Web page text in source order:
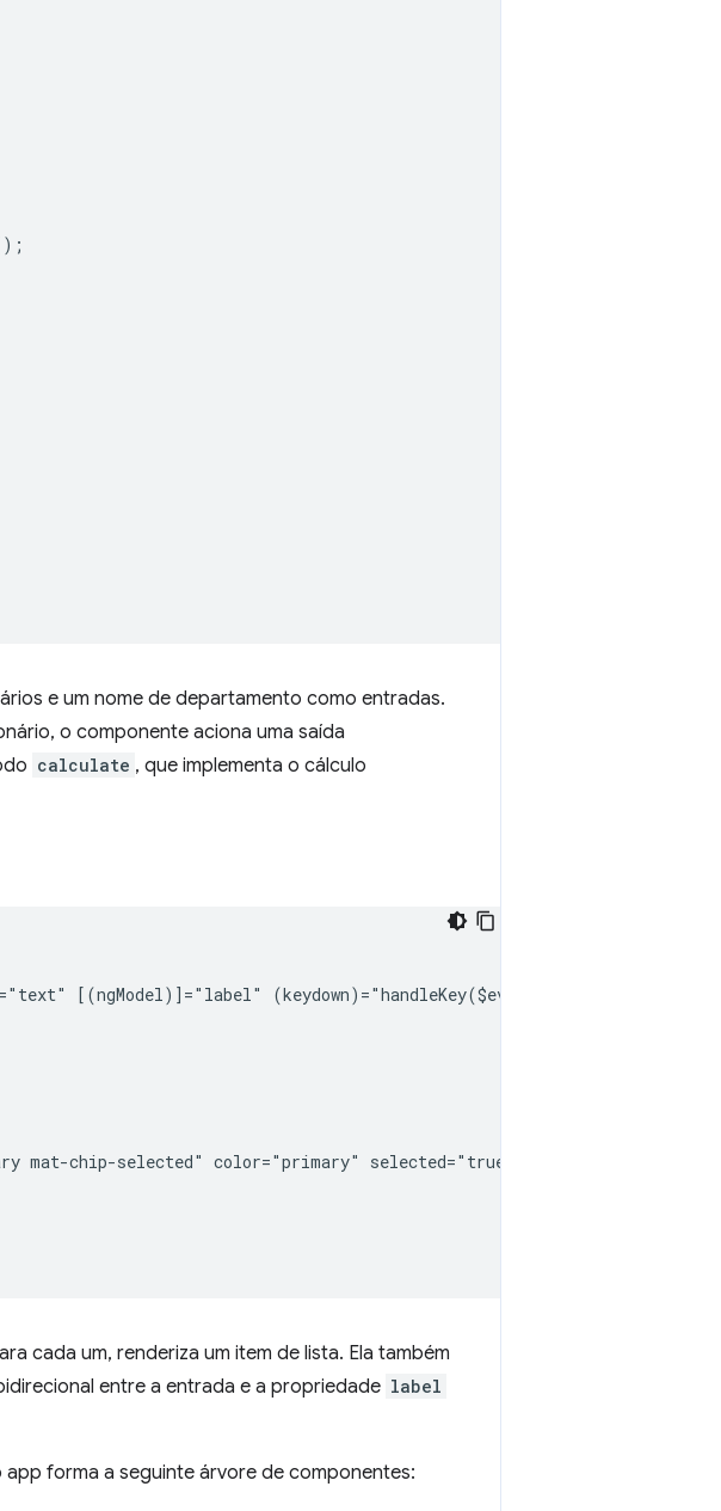
e um nome de departamento como entradas.
o componente aciona uma saída
calculate , que implementa o cálculo
[(ngModel)]="label" (keydown)="handleKey($event)">
mat-chip-selected" color="primary" selected="true">
cada um, renderiza um item de lista. Ela também
entre a entrada e a propriedade label
app forma a seguinte árvore de componentes: